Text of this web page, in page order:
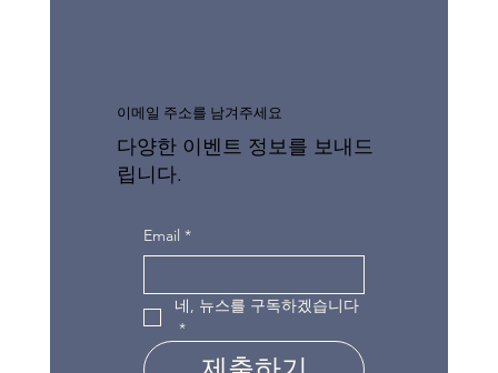
이메일 주소를 남겨주세요
다양한 이벤트 정보를 보내드
립니다.
Email *
네, 뉴스를 구독하겠습니다
*